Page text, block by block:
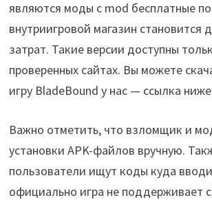
являются моды с mod бесплатные
внутриигровой магазин становится
затрат. Такие версии доступны
проверенных сайтах. Вы можете
игру BladeBound у нас — ссылка
Важно отметить, что взломщик и
установки APK-файлов вручную.
пользователи ищут коды куда
официально игра не поддерживает